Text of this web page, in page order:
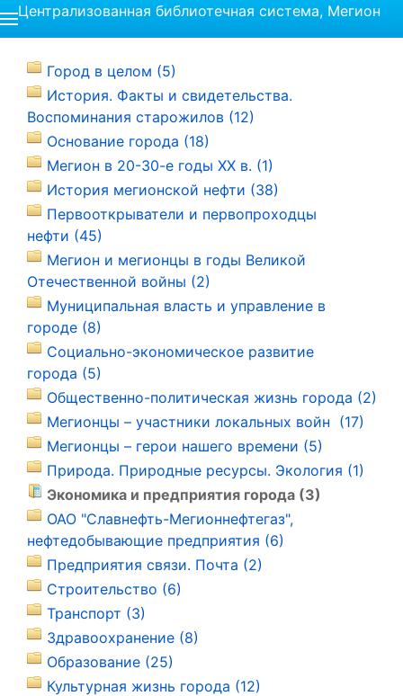
Централизованная библиотечная система, Мегион
Город в целом (5)
История. Факты и свидетельства.
Воспоминания старожилов (12)
Основание города (18)
Мегион в 20-30-е годы ХХ в. (1)
История мегионской нефти (38)
Первооткрыватели и первопроходцы
нефти (45)
Мегион и мегионцы в годы Великой
Отечественной войны (2)
Муниципальная власть и управление в
городе (8)
Социально-экономическое развитие
города (5)
Общественно-политическая жизнь города (2)
Мегионцы – участники локальных войн (17)
Мегионцы – герои нашего времени (5)
Природа. Природные ресурсы. Экология (1)
Экономика и предприятия города (3)
ОАО "Славнефть-Мегионнефтегаз",
нефтедобывающие предприятия (6)
Предприятия связи. Почта (2)
Строительство (6)
Транспорт (3)
Здравоохранение (8)
Образование (25)
Культурная жизнь города (12)